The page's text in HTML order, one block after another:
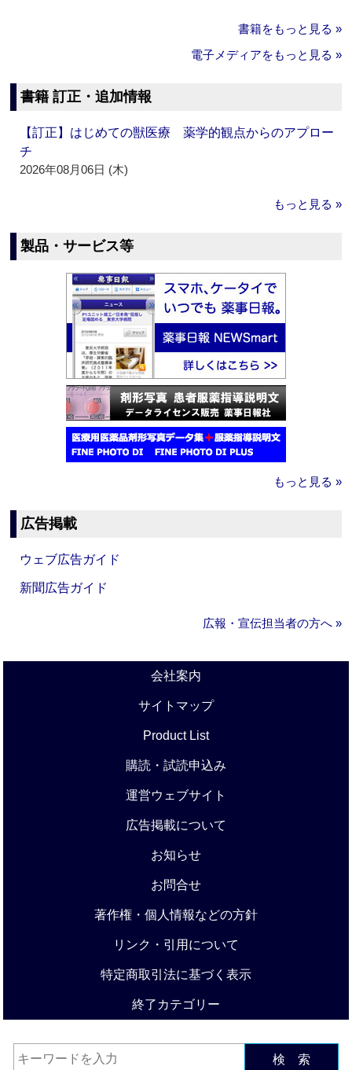
書籍をもっと見る »
電子メディアをもっと見る »
書籍 訂正・追加情報
【訂正】はじめての獣医療 薬学的観点からのアプロー
チ
2026年08月06日 (木)
もっと見る »
製品・サービス等
もっと見る »
広告掲載
ウェブ広告ガイド
新聞広告ガイド
広報・宣伝担当者の方へ »
会社案内
サイトマップ
Product List
購読・試読申込み
運営ウェブサイト
広告掲載について
お知らせ
お問合せ
著作権・個人情報などの方針
リンク・引用について
特定商取引法に基づく表示
終了カテゴリー
検 索